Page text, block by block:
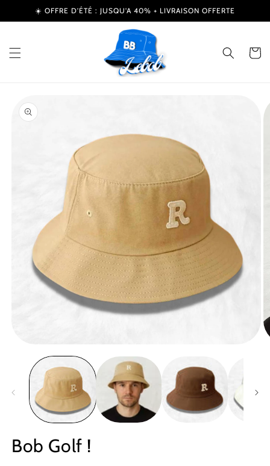
passer
au
☀️ OFFRE D’ÉTÉ : JUSQU'A 40% + LIVRAISON OFFERTE
Panier
informations
produits
une
fenêtre
modale
Bob Golf !